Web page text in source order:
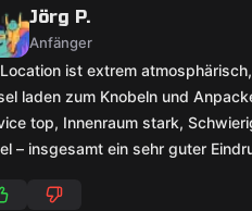
Jörg P.
Anfänger
ist extrem
laden zum Knobeln und
top, Innenraum stark,
– insgesamt ein sehr guter